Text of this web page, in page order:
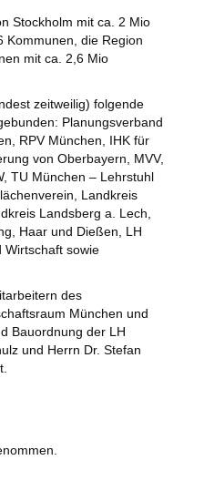
Stockholm mit ca. 2 Mio
Kommunen, die Region
mit ca. 2,6 Mio
zeitweilig) folgende
Planungsverband
RPV München, IHK für
von Oberbayern, MVV,
TU München – Lehrstuhl
Landkreis
Landsberg a. Lech,
Haar und Dießen, LH
Wirtschaft sowie
des
München und
Bauordnung der LH
und Herrn Dr. Stefan